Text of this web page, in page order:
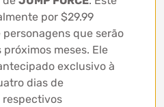
por $29.99
personagens que serão
meses. Ele
exclusivo à
dias de
respectivos